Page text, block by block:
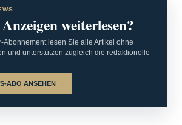
weiterlesen?
Abonnement lesen Sie alle Artikel ohne
und unterstützen zugleich die redaktionelle
ABO ANSEHEN →